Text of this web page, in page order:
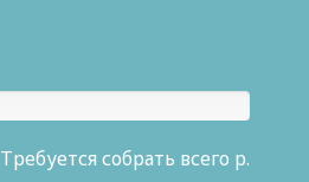
Требуется собрать всего р.